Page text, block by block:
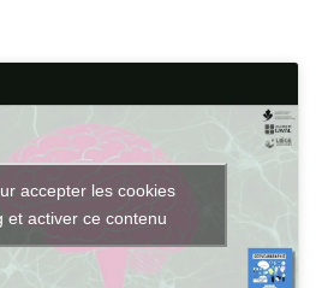
accepter les cookies
et activer ce contenu